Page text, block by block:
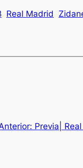
Real Madrid
Previa|